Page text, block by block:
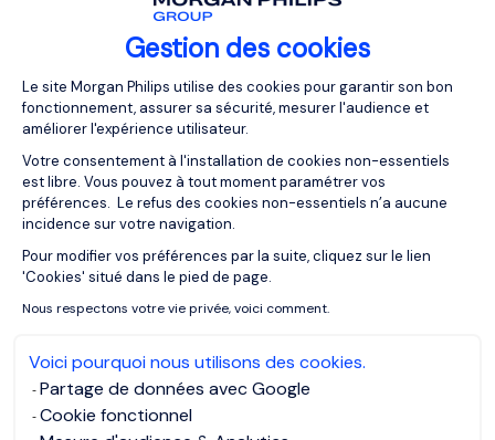
Gestion des cookies
Plateforme de Gestion du
Le site Morgan Philips utilise des cookies pour garantir son bon
fonctionnement, assurer sa sécurité, mesurer l'audience et
améliorer l'expérience utilisateur.
Votre consentement à l'installation de cookies non-essentiels
est libre. Vous pouvez à tout moment paramétrer vos
préférences. Le refus des cookies non-essentiels n’a aucune
incidence sur votre navigation.
Pour modifier vos préférences par la suite, cliquez sur le lien
'Cookies' situé dans le pied de page.
Nous respectons votre vie privée, voici comment.
Voici pourquoi nous utilisons des cookies.
Partage de données avec Google
Cookie fonctionnel
Axeptio consent
cadres peuvent proposer une liste restreinte de candidats
qui non seulement remplissent les critères requis, mais qui
et une parfaite adéquation avec la culture de l’entreprise.
Cette évaluation approfondie minimise les risques liés à
perturbatrice pour l’organisation.
En conclusion, les cabinets de chasseurs de têtes offrent
un savoir-faire précieux pour dénicher des talents de haut
niveau. Leur expertise sectorielle, leur réseau et leur
approche discrète en font des partenaires
recruter les meilleurs dirigeants.